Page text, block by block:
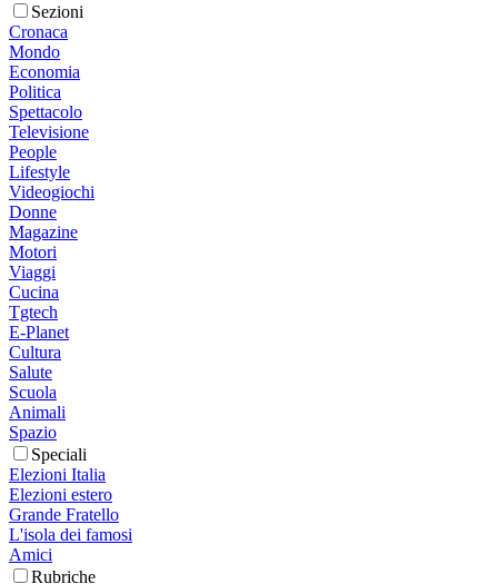
Sezioni
Cronaca
Mondo
Economia
Politica
Spettacolo
Televisione
People
Lifestyle
Videogiochi
Donne
Magazine
Motori
Viaggi
Cucina
Tgtech
E-Planet
Cultura
Salute
Scuola
Animali
Spazio
Speciali
Elezioni Italia
Elezioni estero
Grande Fratello
L'isola dei famosi
Amici
Rubriche